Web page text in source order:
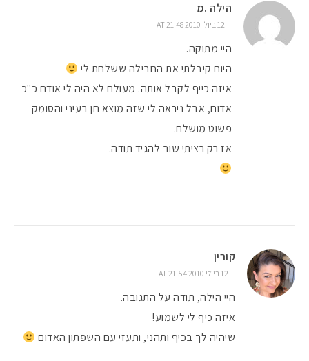
הילה .מ
12 ביולי 2010 AT 21:48
היי מתוקה.
היום קיבלתי את החבילה ששלחת לי
איזה כייף לקבל אותה. מעולם לא היה לי אודם כ"כ
אדום, אבל ניראה לי שזה מוצא חן בעיני והסומק
פשוט מושלם.
אז רק רציתי שוב להגיד תודה.
קורין
12 ביולי 2010 AT 21:54
היי הילה, תודה על התגובה.
איזה כיף לי לשמוע!
שיהיה לך בכיף ותהני, ותעזי עם השפתון האדום